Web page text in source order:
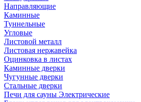
Направляющие
Каминные
Туннельные
Угловые
Листовой металл
Листовая нержавейка
Оцинковка в листах
Каминные дверки
Чугунные дверки
Стальные дверки
Печи для сауны Электрические